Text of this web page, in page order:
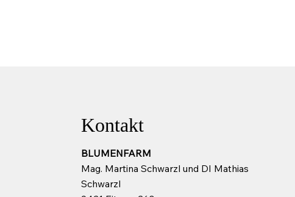
Kontakt
BLUMENFARM
Mag. Martina Schwarzl und DI Mathias
Schwarzl